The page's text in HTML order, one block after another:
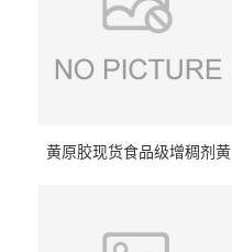
黄原胶现货食品级增稠剂黄